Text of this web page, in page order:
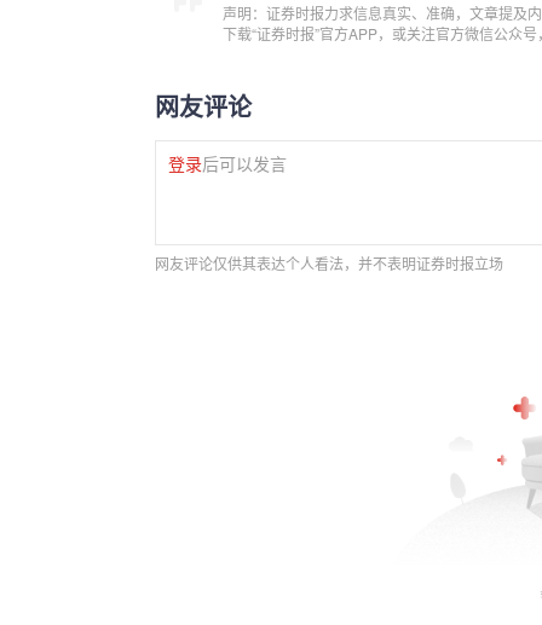
声明：证券时报力求信息真实、准确，文章提及
下载“证券时报”官方APP，或关注官方微信公众
网友评论
登录后可以发言
网友评论仅供其表达个人看法，并不表明证券时报立场